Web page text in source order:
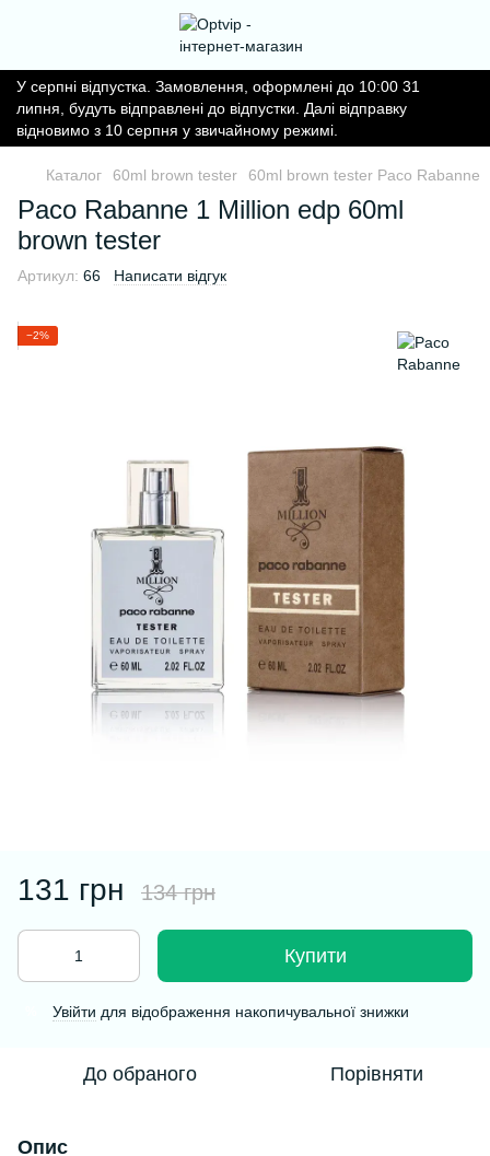
У серпні відпустка. Замовлення, оформлені до 10:00 31
липня, будуть відправлені до відпустки. Далі відправку
відновимо з 10 серпня у звичайному режимі.
Каталог 60ml brown tester 60ml brown tester Paco Rabanne
Paco Rabanne 1 Million edp 60ml
brown tester
Артикул: 66 Написати відгук
−2%
131 грн 134 грн
Купити
Увійти для відображення накопичувальної знижки
До обраного Порівняти
Опис